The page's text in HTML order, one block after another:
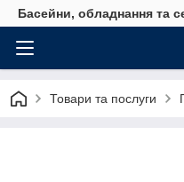
Басейни, обладнання та
Товари та послуги